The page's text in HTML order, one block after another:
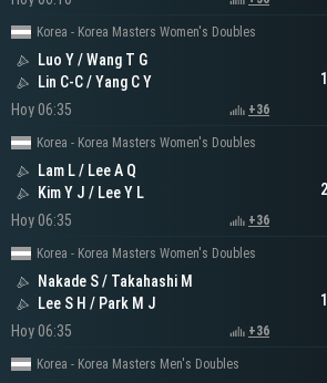
Korea - Korea Masters Women's Doubles
Luo Y / Wang T G
Lin C-C / Yang C Y
Hoy 06:35
+36
Korea - Korea Masters Women's Doubles
Lam L / Lee A Q
Kim Y J / Lee Y L
Hoy 06:35
+36
Korea - Korea Masters Women's Doubles
Nakade S / Takahashi M
Lee S H / Park M J
Hoy 06:35
+36
Korea - Korea Masters Men's Doubles